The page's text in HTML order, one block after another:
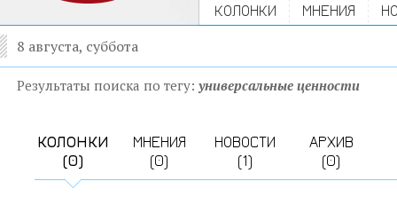
КОЛОНКИ МНЕНИЯ
8 августа, суббота
Результаты поиска по тегу: универсальные ценности
КОЛОНКИ
(0)
МНЕНИЯ
(0)
НОВОСТИ
(1)
АРХИВ
(0)